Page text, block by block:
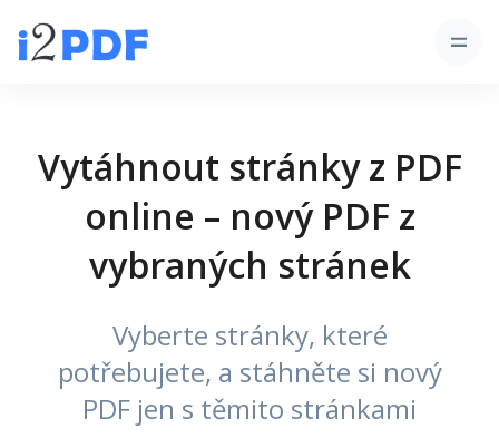
Vytáhnout stránky z PDF
online – nový PDF z
vybraných stránek
Vyberte stránky, které
potřebujete, a stáhněte si nový
PDF jen s těmito stránkami